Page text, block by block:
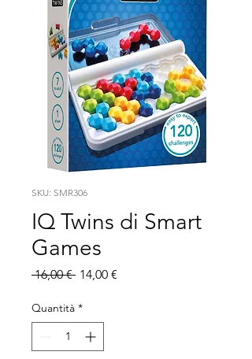
SKU: SMR306
IQ Twins di Smart
Games
16,00 € Prezzo
14,00 €
Quantità *